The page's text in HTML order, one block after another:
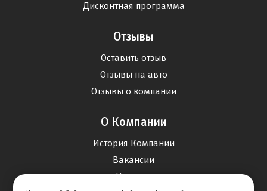
Дисконтная программа
Отзывы
Оставить отзыв
Отзывы на авто
Отзывы о компании
О Компании
История Компании
Вакансии
Новости